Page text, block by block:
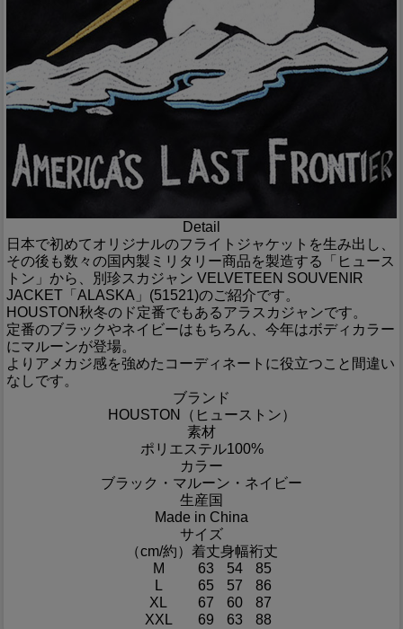
Detail
日本で初めてオリジナルのフライトジャケットを生み出し、
その後も数々の国内製ミリタリー商品を製造する「ヒュース
トン」から、別珍スカジャン VELVETEEN SOUVENIR
JACKET「ALASKA」(51521)のご紹介です。
HOUSTON秋冬のド定番でもあるアラスカジャンです。
定番のブラックやネイビーはもちろん、今年はボディカラー
にマルーンが登場。
よりアメカジ感を強めたコーディネートに役立つこと間違い
なしです。
ブランド
HOUSTON（ヒューストン）
素材
ポリエステル100%
カラー
ブラック・マルーン・ネイビー
生産国
Made in China
サイズ
（cm/約） 着丈身幅裄丈
M
63 54
85
L
65 57
86
XL
67 60
87
XXL
69 63 88